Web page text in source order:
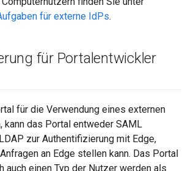
für externe IdPs.
für Portalentwickler
für die Verwendung eines externen
kann das Portal entweder SAML
zur Authentifizierung mit Edge,
an Edge stellen kann. Das Portal
auch einen Typ der Nutzer werden als